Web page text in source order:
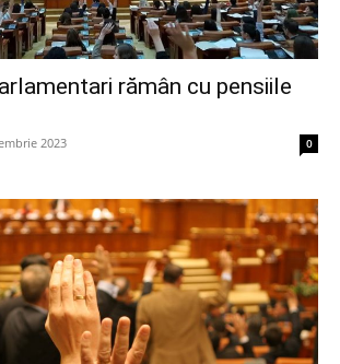
rămân cu pensiile
2023 0